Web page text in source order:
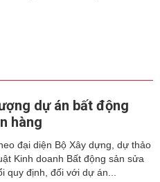
dự án bất động
hàng
đại diện Bộ Xây dựng, dự thảo
Kinh doanh Bất động sản sửa
quy định, đối với dự án...